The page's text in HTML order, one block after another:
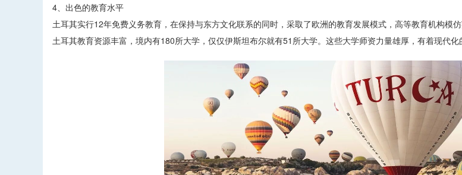
4、出色的教育水平
土耳其实行12年免费义务教育，在保持与东方文化联系的同时，采取了欧洲的教育发展模式，高等教育机构模仿
土耳其教育资源丰富，境内有180所大学，仅仅伊斯坦布尔就有51所大学。这些大学师资力量雄厚，有着现代化